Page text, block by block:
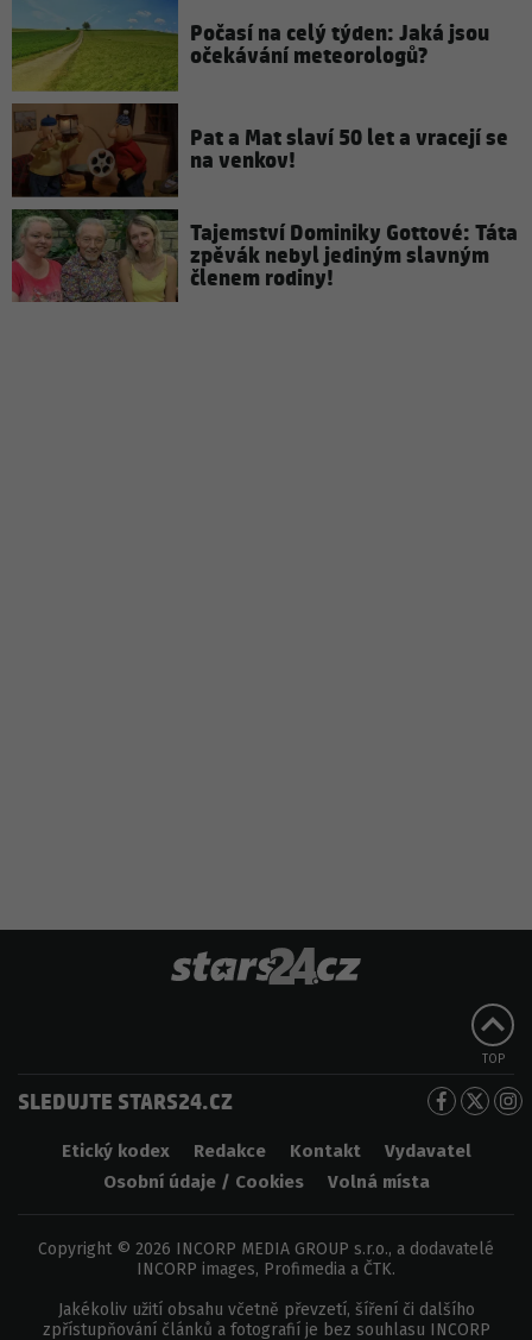
Počasí na celý týden: Jaká jsou
očekávání meteorologů?
Pat a Mat slaví 50 let a vracejí se
na venkov!
Tajemství Dominiky Gottové: Táta
zpěvák nebyl jediným slavným
členem rodiny!
TOP
SLEDUJTE STARS24.CZ
Etický kodex Redakce Kontakt
Vydavatel
Osobní údaje / Cookies
Volná místa
Copyright © 2026 INCORP MEDIA GROUP s.r.o., a dodavatelé
INCORP images, Profimedia a ČTK.
Jakékoliv užití obsahu včetně převzetí, šíření či dalšího
zpřístupňování článků a fotografií je bez souhlasu INCORP